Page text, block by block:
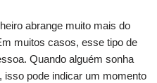
abrange muito mais do
muitos casos, esse tipo de
Quando alguém sonha
isso pode indicar um momento